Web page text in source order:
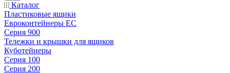
Каталог
Пластиковые ящики
Евроконтейнеры ЕС
Серия 900
Тележки и крышки для ящиков
Куботейнеры
Серия 100
Серия 200